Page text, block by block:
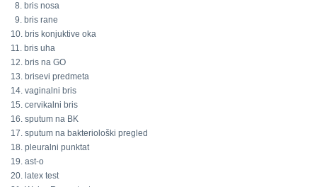
8. bris nosa
9. bris rane
10. bris konjuktive oka
11. bris uha
12. bris na GO
13. brisevi predmeta
14. vaginalni bris
15. cervikalni bris
16. sputum na BK
17. sputum na bakteriološki pregled
18. pleuralni punktat
19. ast-o
20. latex test